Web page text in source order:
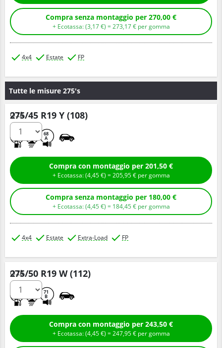
Compra senza montaggio per 270,00 €
+ Ecotassa: (3,17€ ) =273,17€ per gomma
4x4 Estate FP
Tutte le misure 275's
275/45 R19 Y (108)
68
A
Q.tà
Compra con montaggio per 201,50 €
+ Ecotassa: (4,45€ ) =205,95€ per gomma
Compra senza montaggio per 180,00 €
+ Ecotassa: (4,45€ ) = 184,45€ per gomma
4x4 Estate Extra-Load FP
275/50 R19 W (112)
71
B
Q.tà
Compra con montaggio per 243,50 €
+ Ecotassa: (4,45€ ) =247,95€ per gomma